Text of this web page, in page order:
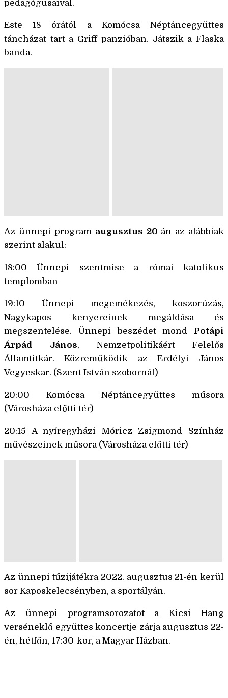
pedagógusaival.
Este 18 órától a Komócsa Néptáncegyüttes
táncházat tart a Griff panzióban. Játszik a Flaska
banda.
Az ünnepi program augusztus 20-án az alábbiak
szerint alakul:
18:00 Ünnepi szentmise a római katolikus
templomban
19:10 Ünnepi megemékezés, koszorúzás,
Nagykapos kenyereinek megáldása és
megszentelése. Ünnepi beszédet mond Potápi
Árpád János, Nemzetpolitikáért Felelős
Államtitkár. Közreműködik az Erdélyi János
Vegyeskar. (Szent István szobornál)
20:00 Komócsa Néptáncegyüttes műsora
(Városháza előtti tér)
20:15 A nyíregyházi Móricz Zsigmond Színház
művészeinek műsora (Városháza előtti tér)
Az ünnepi tűzijátékra 2022. augusztus 21-én kerül
sor Kaposkelecsényben, a sportályán.
Az ünnepi programsorozatot a Kicsi Hang
verséneklő együttes koncertje zárja augusztus 22-
én, hétfőn, 17:30-kor, a Magyar Házban.